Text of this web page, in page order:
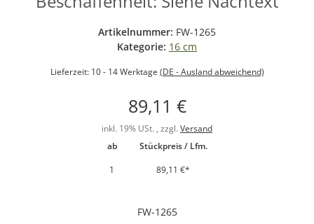
Artikelnummer: FW-1265
Kategorie: 16 cm
Lieferzeit: 10 - 14 Werktage (DE - Ausland abweichend)
89,11 €
inkl. 19% USt. , zzgl. Versand
ab
Stückpreis / Lfm.
1
89,11 €*
FW-1265